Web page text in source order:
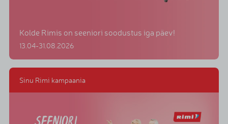
Kolde Rimis on seeniori soodustus iga päev!
13.04-31.08.2026
Sinu Rimi kampaania